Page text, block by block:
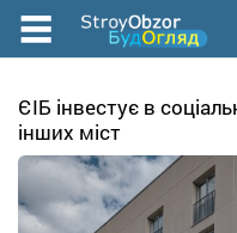
Перейти
до
вмісту
ЄІБ інвестує в
інших міст